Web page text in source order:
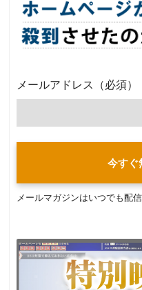
メールアドレス （必須）
今すぐ
メールマガジンはいつでも配